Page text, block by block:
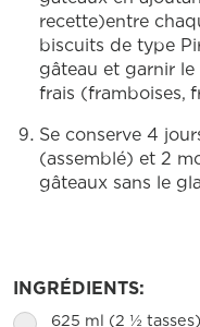
recette)entre
biscuits de type
gâteau et garnir
frais (framboises,
Se conserve 4
(assemblé) et 2
gâteaux sans le
INGRÉDIENTS:
625 ml (2 ½